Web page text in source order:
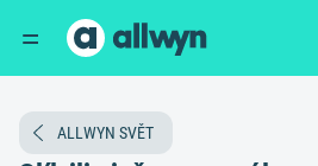
ALLWYN SVĚT